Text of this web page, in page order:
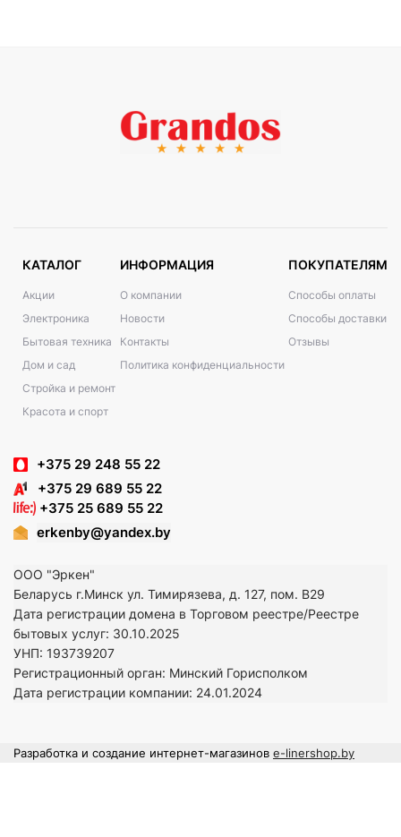
КАТАЛОГ
Акции
Электроника
Бытовая техника
Дом и сад
Стройка и ремонт
Красота и спорт
ИНФОРМАЦИЯ
О компании
Новости
Контакты
Политика конфиденциальности
ПОКУПАТЕЛЯМ
Способы оплаты
Способы доставки
Отзывы
+375 29 248 55 22
+375 29 689 55 22
+375 25 689 55 22
erkenby@yandex.by
ООО "Эркен"
Беларусь г.Минск ул. Тимирязева, д. 127, пом. В29
Дата регистрации домена в Торговом реестре/Реестре
бытовых услуг: 30.10.2025
УНП: 193739207
Регистрационный орган: Минский Горисполком
Дата регистрации компании: 24.01.2024
Разработка и создание интернет-магазинов e-linershop.by